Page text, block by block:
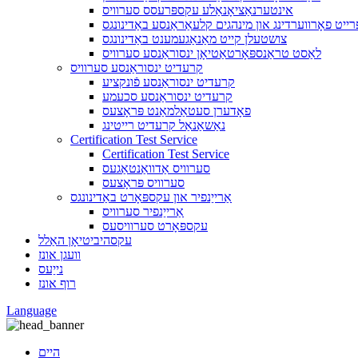
אינטערנאַציאָנאַלע עקספּרעסס סערוויס
פאָרווערדינג און מינהגים קלעאַראַנסע באַדינונגס
צושטעלן קייט מאַנאַגעמענט באַדינונגס
לאַסט טראַנספּאָרטאַטיאָן ינסוראַנסע סערוויס
קרעדיט ינסוראַנסע סערוויס
קרעדיט ינסוראַנסע פֿונקציע
קרעדיט ינסוראַנסע סכעמע
פאָדערן סעטאַלמאַנט פּראָצעס
נאַשאַנאַל קרעדיט רייטינג
Certification Test Service
Certification Test Service
סערוויס אַדוואַנטאַגעס
סערוויס פּראָצעס
אַרייַנפיר און עקספּאָרט באַדינונגס
אַרייַנפיר סערוויס
עקספּאָרט סערוויסעס
עקסהיביטיאָן האַלל
וועגן אונז
נייַעס
רוף אונז
Language
היים